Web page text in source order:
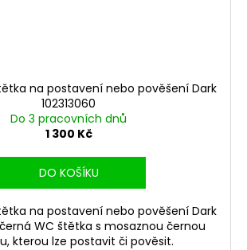
na postavení nebo pověšení Dark
102313060
Do 3 pracovních dnů
1 300 Kč
DO KOŠÍKU
na postavení nebo pověšení Dark
černá WC štětka s mosaznou černou
kterou lze postavit či pověsit.